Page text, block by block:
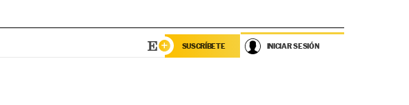
SUSCRÍBETE INICIAR SESIÓN